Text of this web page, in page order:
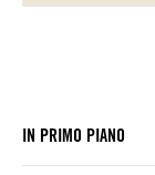
IN PRIMO PIANO